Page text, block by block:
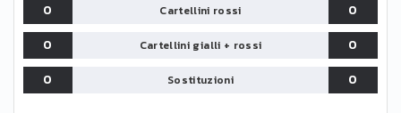
0
Cartellini rossi
0
0
Cartellini gialli + rossi
0
0
Sostituzioni 0